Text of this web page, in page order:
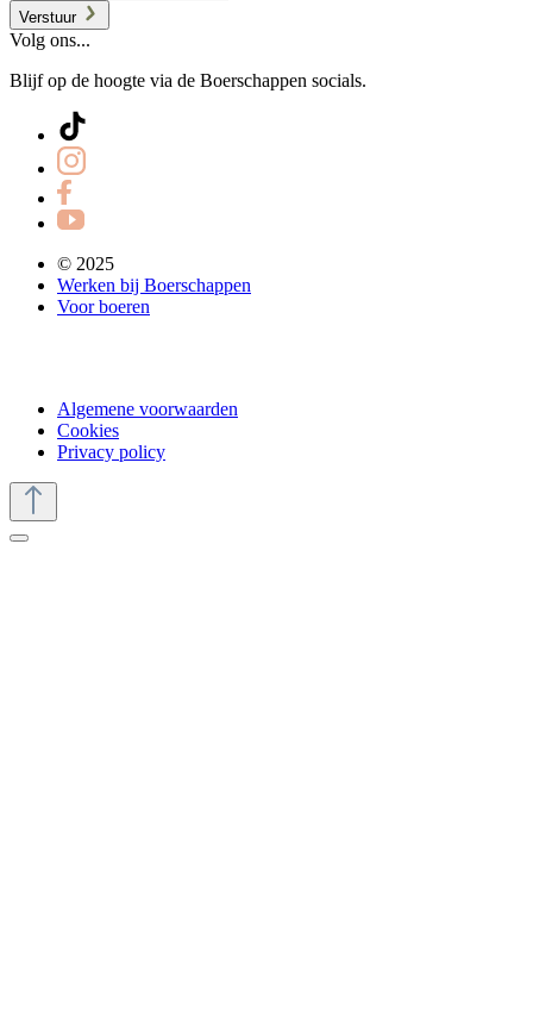
Verstuur
Volg ons...
Blijf op de hoogte via de Boerschappen socials.
© 2025
Werken bij Boerschappen
Voor boeren
Algemene voorwaarden
Cookies
Privacy policy